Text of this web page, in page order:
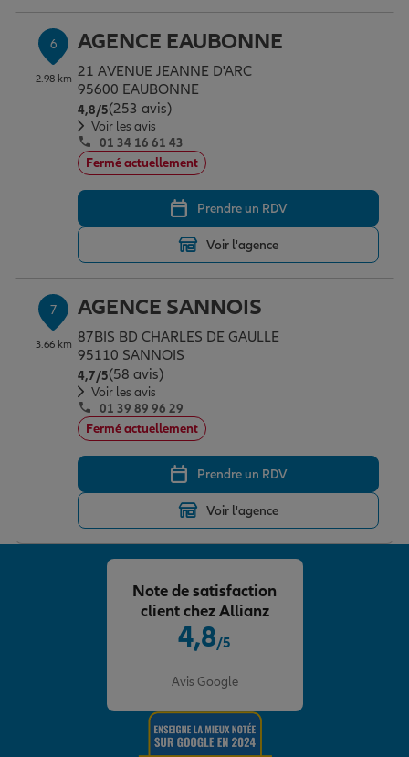
6
2.98 km
AGENCE EAUBONNE
21 AVENUE JEANNE D'ARC
95600 EAUBONNE
4,8/5Note de 4.8 sur 5
(253 avis)
Voir les avis
01 34 16 61 43
Fermé actuellement
Prendre un RDV
Voir l'agence
7
3.66 km
AGENCE SANNOIS
87BIS BD CHARLES DE GAULLE
95110 SANNOIS
4,7/5Note de 4.7 sur 5
(58 avis)
Voir les avis
01 39 89 96 29
Fermé actuellement
Prendre un RDV
Voir l'agence
4,8/5
Avis Google
Note de satisfaction
client chez Allianz